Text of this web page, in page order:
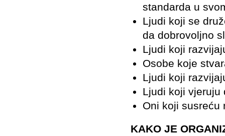
standarda u
Ljudi koji se
da dobrovoljno
Ljudi koji
Osobe koje
Ljudi koji
Ljudi koji vjeruju
Oni koji susreću
KAKO JE